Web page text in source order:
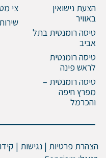
הצעת נישואין
באוויר
טיסה רומנטית בתל
אביב
טיסה רומנטית
לראש פינה
טיסה רומנטית –
מפרץ חיפה
והכרמל
צי
הצהרת פרטיות | נגישות |